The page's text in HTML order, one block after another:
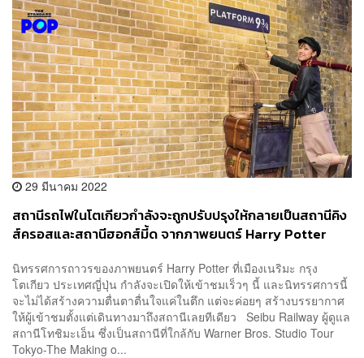
29 มีนาคม 2022
สถานีรถไฟในโตเกียวกำลังจะถูกปรับปรุงให้กลายเป็นสถานีคิง
ส์ครอสและสถานีฮอกส์มี้ด จากภาพยนตร์ Harry Potter
นิทรรศการถาวรของภาพยนตร์ Harry Potter ที่เมืองเนริมะ กรุง
โตเกียว ประเทศญี่ปุ่น กำลังจะเปิดให้เข้าชมเร็วๆ นี้ และนิทรรศการนี้
จะไม่ได้สร้างความตื่นตาตื่นใจแค่ในตึก แต่จะค่อยๆ สร้างบรรยากาศ
ให้ผู้เข้าชมตั้งแต่เดินทางมาถึงสถานีเลยทีเดียว Seibu Railway ผู้ดูแล
สถานีโทชิมะเอ็น ซึ่งเป็นสถานีที่ใกล้กับ Warner Bros. Studio Tour
Tokyo-The Making o...